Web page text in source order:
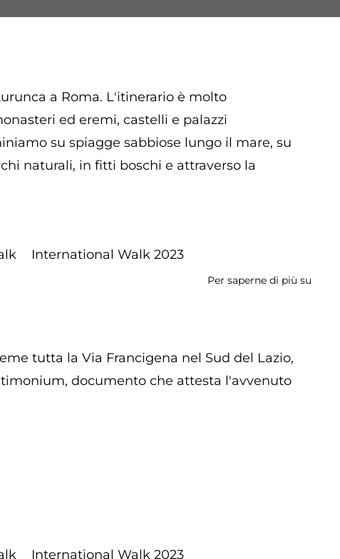
a Roma. L'itinerario è molto
ed eremi, castelli e palazzi
su spiagge sabbiose lungo il mare, su
naturali, in fitti boschi e attraverso la
International Walk 2023
Per saperne di più su
tutta la Via Francigena nel Sud del Lazio,
documento che attesta l'avvenuto
International Walk 2023